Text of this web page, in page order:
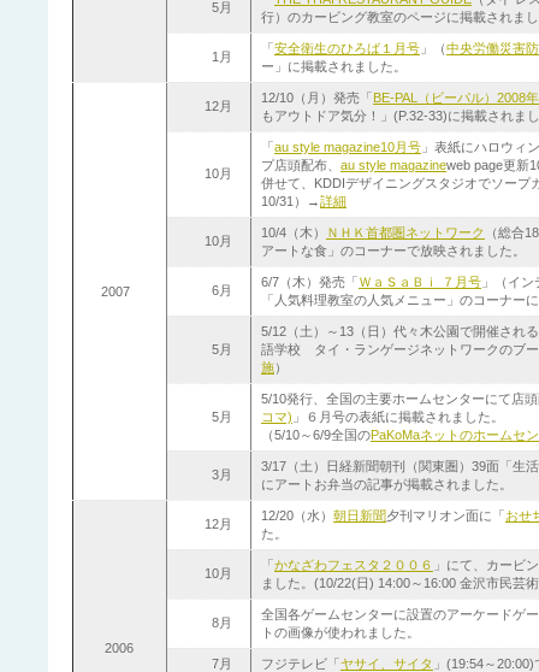
5月
行）のカービング教室のページに掲載されま
1月
「安全衛生のひろば１月号 」（中央労働災害
ー」に掲載されました。
2007
12月
12/10（月）発売「BE-PAL（ビーパル）2008
もアウトドア気分！」(P.32-33)に掲載されま
10月
「au style magazine10月号 」表紙にハロウィ
プ店頭配布、 au style magazineweb page更新
併せて、KDDIデザイニングスタジオでソープ
10/31）→詳細
10月
10/4（木） ＮＨＫ首都圏ネットワーク
（総合
アートな食」のコーナーで放映されました。
6月
6/7（木）発売「ＷａＳａＢｉ ７月号 」（イ
「人気料理教室の人気メニュー」のコーナー
5月
5/12（土）～13（日）代々木公園で開催され
語学校 タイ・ランゲージネットワークのブ
施）
5月
5/10発行、全国の主要ホームセンターにて店
コマ) 」６月号の表紙に掲載されました
（5/10～6/9全国のPaKoMaネットのホームセ
3月
3/17（土）日経新聞朝刊（関東圏）39面「生
にアートお弁当の記事が掲載されました。
2006
12月
12/20（水） 朝日新聞夕刊マリオン面に「おせ
た。
10月
「かなざわフェスタ２００６ 」にて、カービ
ました。(10/22(日) 14:00～16:00 金沢市民芸
8月
全国各ゲームセンターに設置のアーケードゲ
トの画像が使われました。
7月 フジテレビ「ヤサイ、サイタ 」(19:54～